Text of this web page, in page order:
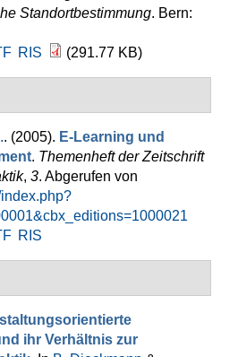
Standortbestimmung. Bern:
RIS (291.77 KB)
. (2005). E-Learning und
. Themenheft der Zeitschrift
, 3. Abgerufen von
RIS
ihr Verhältnis zur